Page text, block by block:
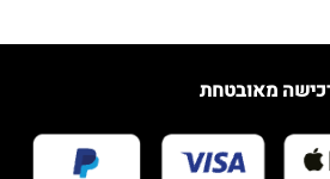
מאובטחת